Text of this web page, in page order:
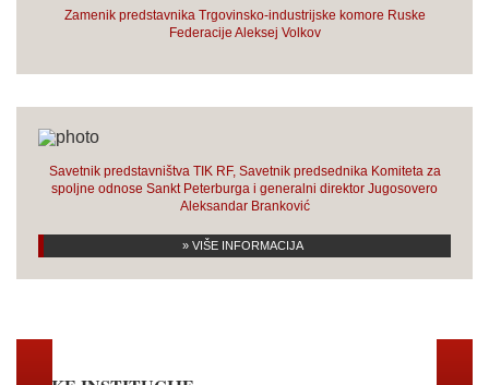
Zamenik predstavnika Trgovinsko-industrijske komore Ruske
Federacije Aleksej Volkov
Savetnik predstavništva TIK RF, Savetnik predsednika Komiteta za
spoljne odnose Sankt Peterburga i generalni direktor Jugosovero
Aleksandar Branković
» VIŠE INFORMACIJA